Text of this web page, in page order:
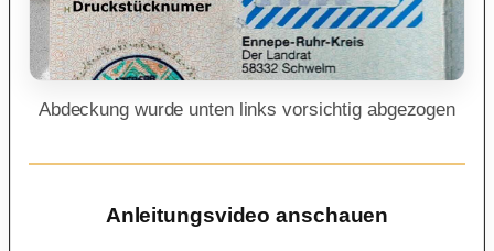
Abdeckung wurde unten links vorsichtig abgezogen
Anleitungsvideo anschauen